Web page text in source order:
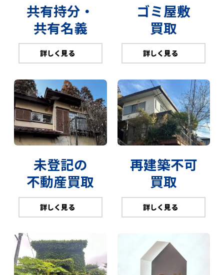
共有持分・
共有名義
詳しく見る
ゴミ屋敷
買取
詳しく見る
未登記の
不動産買取
詳しく見る
再建築不可
買取
詳しく見る